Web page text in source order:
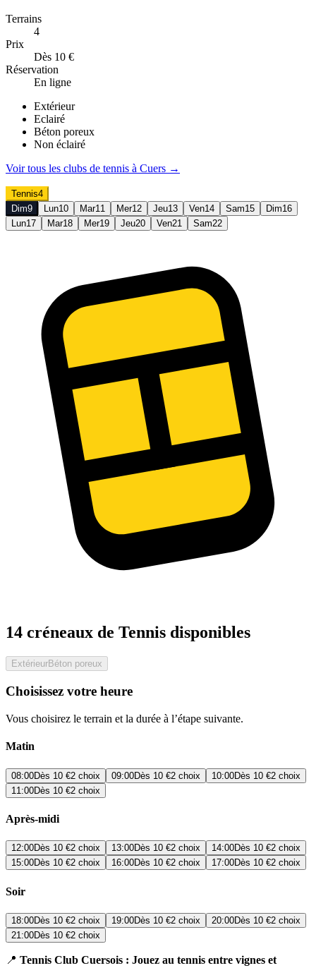
Terrains
4
Prix
Dès 10 €
Réservation
En ligne
Extérieur
Eclairé
Béton poreux
Non éclairé
Voir tous les clubs de tennis à Cuers →
Tennis4
Dim9 Lun10 Mar11 Mer12 Jeu13 Ven14 Sam15 Dim16
Lun17 Mar18 Mer19 Jeu20 Ven21 Sam22
14 créneaux de Tennis disponibles
ExtérieurBéton poreux
Choisissez votre heure
Vous choisirez le terrain et la durée à l’étape suivante.
Matin
08:00Dès 10 €2 choix 09:00Dès 10 €2 choix 10:00Dès 10 €2 choix
11:00Dès 10 €2 choix
Après-midi
12:00Dès 10 €2 choix 13:00Dès 10 €2 choix 14:00Dès 10 €2 choix
15:00Dès 10 €2 choix 16:00Dès 10 €2 choix 17:00Dès 10 €2 choix
Soir
18:00Dès 10 €2 choix 19:00Dès 10 €2 choix 20:00Dès 10 €2 choix
21:00Dès 10 €2 choix
📍 Tennis Club Cuersois : Jouez au tennis entre vignes et